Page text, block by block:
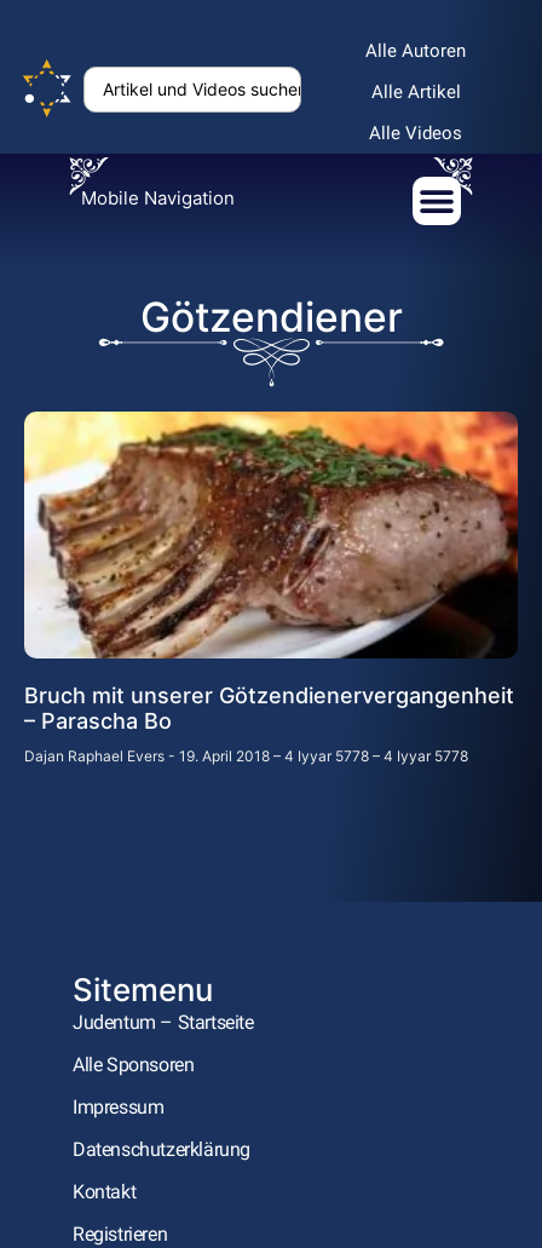
Alle Autoren
Alle Artikel
Alle Videos
Mobile Navigation
Götzendiener
Bruch mit unserer Götzendienervergangenheit
– Parascha Bo
Dajan Raphael Evers 19. April 2018 – 4 Iyyar 5778 – 4 Iyyar 5778
Sitemenu
Judentum – Startseite
Alle Sponsoren
Impressum
Datenschutzerklärung
Kontakt
Registrieren